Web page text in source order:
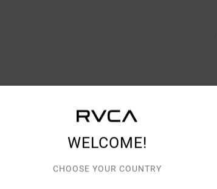
WELCOME!
CHOOSE YOUR COUNTRY